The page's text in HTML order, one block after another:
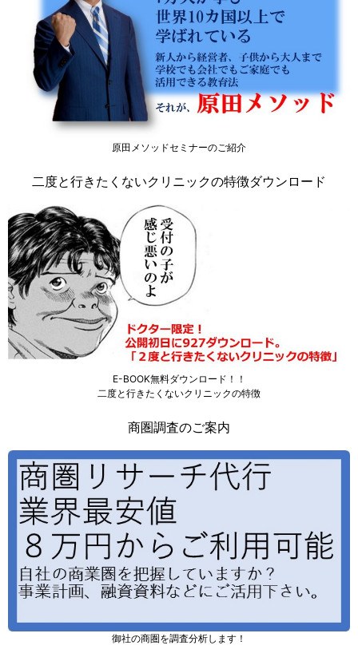
原田メソッドセミナーのご紹介
二度と行きたくないクリニックの特徴ダウンロード
E-BOOK無料ダウンロード！！
二度と行きたくないクリニックの特徴
商圏調査のご案内
御社の商圏を調査分析します！